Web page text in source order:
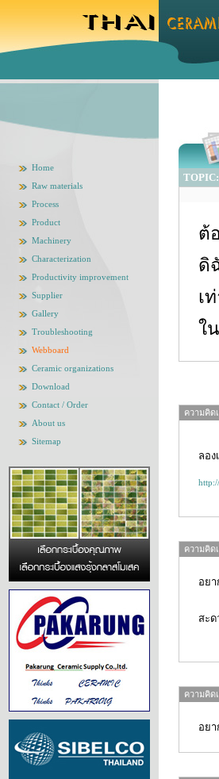
Home
Raw materials
Process
Product
Machinery
Characterization
Productivity improvement
Supplier
Gallery
Troubleshooting
Webboard
Ceramic organizations
Download
Contact / Order
About us
Sitemap
ต้
ดิ
เ
ใ
ความคิด
ลอ
ความคิด
อย
สะ
ความคิด
อย